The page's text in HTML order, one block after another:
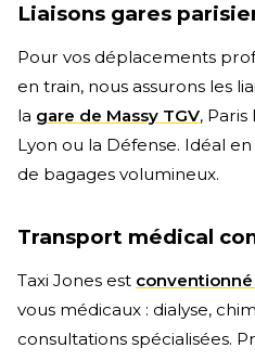
Liaisons gares
Pour vos déplacements
en train, nous assurons les
la gare de Massy TGV,
Lyon ou la Défense. Idéal
de bagages volumineux.
Transport médical
Taxi Jones est conventionné
vous médicaux : dialyse,
consultations spécialisées.